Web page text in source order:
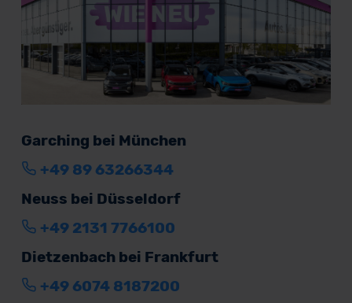
Garching bei München
+49 89 63266344
Neuss bei Düsseldorf
+49 2131 7766100
Dietzenbach bei Frankfurt
+49 6074 8187200